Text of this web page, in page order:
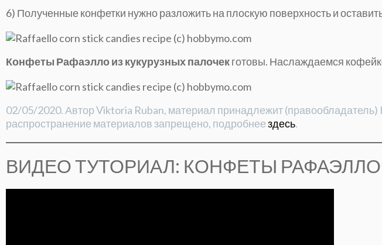
6) Полученные конфетки нужно разложить на плоскую поверхность и
Конфеты Рафаэлло из кукурузных палочекготовы. Наслаждаемся
02/05/2020. Автор Viktoria Ruban, материал принадлежит (правообладатель)
распространение материалов запрещено, подробнеездесь.
ВИДЕО ТУТОРИАЛ: КОНФЕТЫ РАФАЭЛЛО